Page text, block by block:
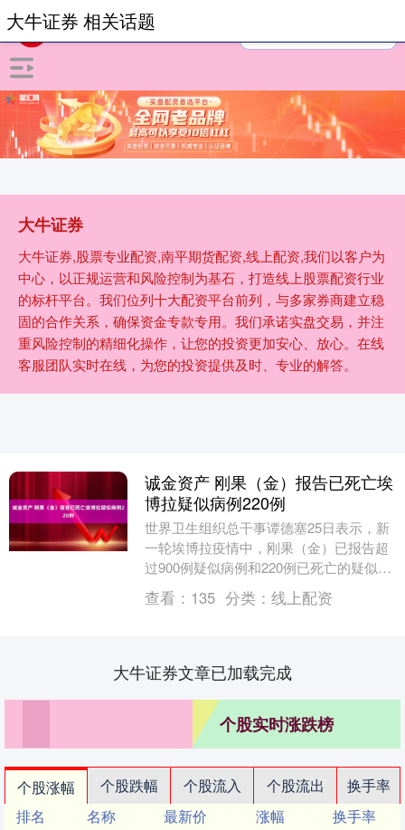
大牛证券
大牛证券,股票专业配资,南平期货配资,线上配资,我们以客户为
中心，以正规运营和风险控制为基石，打造线上股票配资行业
的标杆平台。我们位列十大配资平台前列，与多家券商建立稳
固的合作关系，确保资金专款专用。我们承诺实盘交易，并注
重风险控制的精细化操作，让您的投资更加安心、放心。在线
客服团队实时在线，为您的投资提供及时、专业的解答。
大牛证券 相关话题
诚金资产 刚果（金）报告已死亡埃
博拉疑似病例220例
世界卫生组织总干事谭德塞25日表示，新
一轮埃博拉疫情中，刚果（金）已报告超
过900例疑似病例和220例已死亡的疑似病
例。谭德塞说，此外，刚果（金）已报告
101例....
查看： 135 分类： 线上配资
大牛证券文章已加载完成
个股实时涨跌榜
个股涨幅 个股跌幅 个股流入 个股流出
换手率
排名
名称 最新价 涨幅
换手率